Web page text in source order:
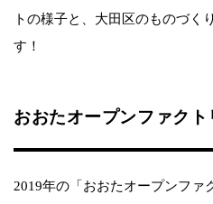
トの様子と、大田区のものづく
す！
おおたオープンファクト
2019年の「おおたオープンファ